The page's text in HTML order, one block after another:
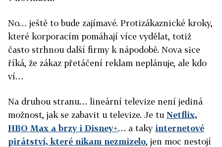
No… ještě to bude zajímavé. Protizákaznické kroky,
které korporacím pomáhají více vydělat, totiž
často strhnou další firmy k nápodobě. Nova sice
říká, že zákaz přetáčení reklam neplánuje, ale kdo
ví…
Na druhou stranu… lineární televize není jediná
možnost, jak se zabavit u televize. Je tu Netflix,
HBO Max a brzy i Disney+… a taky internetové
pirátství, které nikam nezmizelo, jen moc nestojí